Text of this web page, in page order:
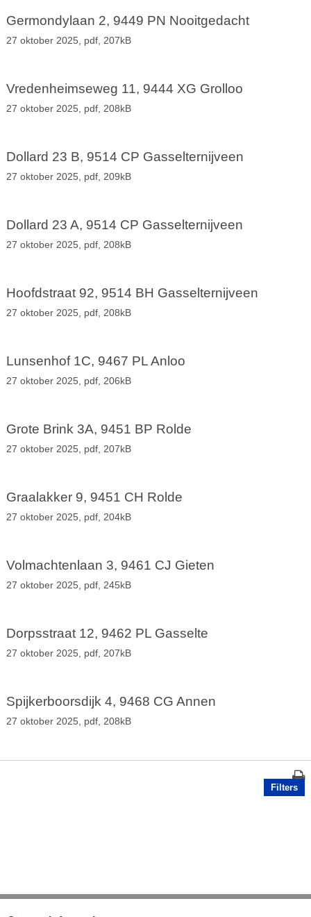
Germondylaan 2, 9449 PN Nooitgedacht
27 oktober 2025, pdf, 207kB
Vredenheimseweg 11, 9444 XG Grolloo
27 oktober 2025, pdf, 208kB
Dollard 23 B, 9514 CP Gasselternijveen
27 oktober 2025, pdf, 209kB
Dollard 23 A, 9514 CP Gasselternijveen
27 oktober 2025, pdf, 208kB
Hoofdstraat 92, 9514 BH Gasselternijveen
27 oktober 2025, pdf, 208kB
Lunsenhof 1C, 9467 PL Anloo
27 oktober 2025, pdf, 206kB
Grote Brink 3A, 9451 BP Rolde
27 oktober 2025, pdf, 207kB
Graalakker 9, 9451 CH Rolde
27 oktober 2025, pdf, 204kB
Volmachtenlaan 3, 9461 CJ Gieten
27 oktober 2025, pdf, 245kB
Dorpsstraat 12, 9462 PL Gasselte
27 oktober 2025, pdf, 207kB
Spijkerboorsdijk 4, 9468 CG Annen
27 oktober 2025, pdf, 208kB
Filters